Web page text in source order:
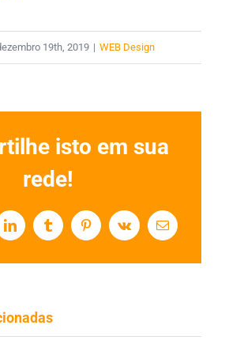
19th, 2019 | WEB Design
isto em sua
rede!
LinkedInTumblr PinterestVk
E-
mail